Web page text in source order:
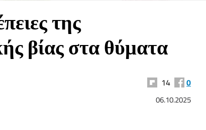
της
βίας στα θύματα
14 0
06.10.2025